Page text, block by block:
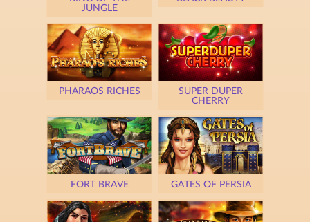
JUNGLE
PHARAOS RICHES
SUPER DUPER
CHERRY
FORT BRAVE GATES OF PERSIA